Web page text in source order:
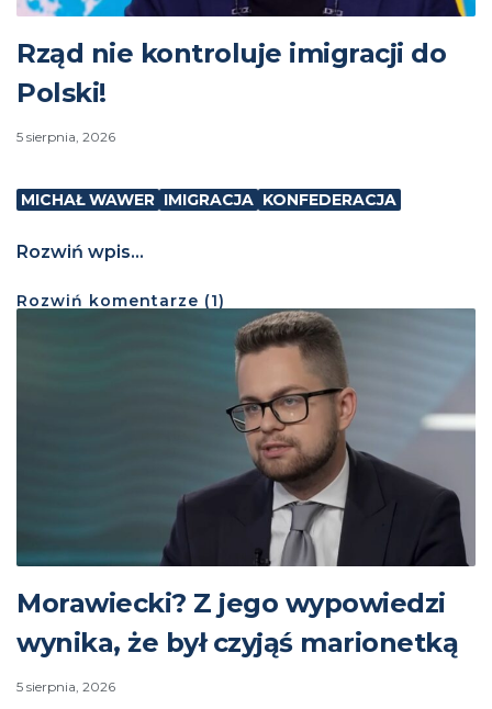
Rząd nie kontroluje imigracji do
Polski!
5 sierpnia, 2026
MICHAŁ WAWER IMIGRACJA KONFEDERACJA
Rozwiń wpis...
Rozwiń komentarze (1)
Morawiecki? Z jego wypowiedzi
wynika, że był czyjąś marionetką
5 sierpnia, 2026